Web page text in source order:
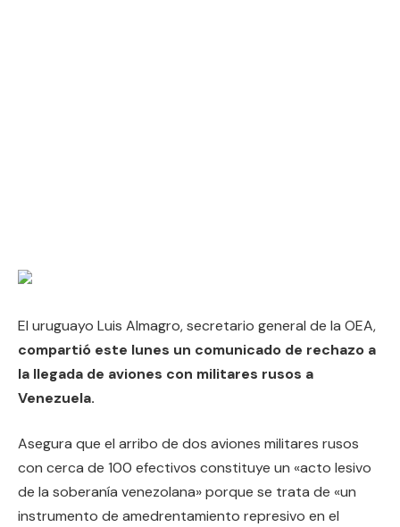
El uruguayo Luis Almagro, secretario general de la OEA,
compartió este lunes un comunicado de rechazo a
la llegada de aviones con militares rusos a
Venezuela.
Asegura que el arribo de dos aviones militares rusos
con cerca de 100 efectivos constituye un «acto lesivo
de la soberanía venezolana» porque se trata de «un
instrumento de amedrentamiento represivo en el